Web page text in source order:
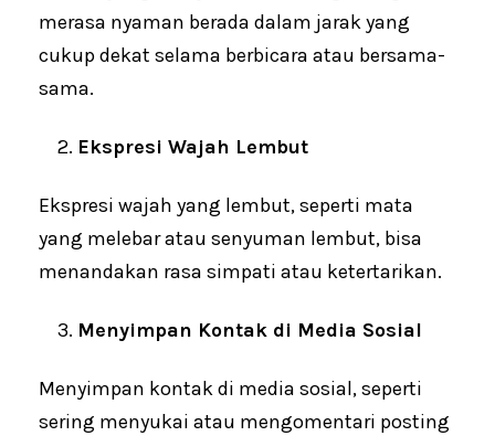
merasa nyaman berada dalam jarak yang
cukup dekat selama berbicara atau bersama-
sama.
Ekspresi Wajah Lembut
Ekspresi wajah yang lembut, seperti mata
yang melebar atau senyuman lembut, bisa
menandakan rasa simpati atau ketertarikan.
Menyimpan Kontak di Media Sosial
Menyimpan kontak di media sosial, seperti
sering menyukai atau mengomentari posting